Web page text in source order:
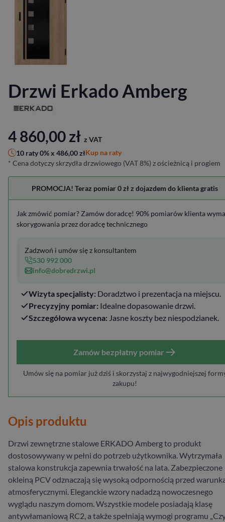
Drzwi Erkado Amberg
4 860,00zł z VAT
10 raty 0% x 486,00złKup na raty
* Cena dotyczy skrzydła drzwiowego (VAT 8%) z ościeżnicą i progiem
PROMOCJA! Teraz pomiar 0 zł z dojazdem do klienta gratis
Jak zmówić pomiar? Zamów doradcę! 90% pomiarów klienta
skorygowania przez doradcę technicznego
Wizyta specjalisty: Doradztwo i prezentacja na miejscu.
Precyzyjny pomiar: Idealne dopasowanie drzwi.
Szczegółowa wycena: Jasne koszty bez niespodzianek.
Zadzwoń i umów się z konsultantem
530 992 000
info@dobredrzwi.pl
Zamów bezpłatny pomiar
Umów się na pomiar już dziś i skorzystaj z najwygodniejszej
zakupu!
Opis produktu
Drzwi zewnętrzne stalowe ERKADO Amberg to produkt
dostosowywany w pełni do potrzeb użytkownika. Wytrzymała
stalowa konstrukcja zapewnia trwałość na lata. Zabezpieczone
okleiną PCV odznaczają się wysoką odpornością przed
atmosferycznymi. Eleganckie wzory nadadzą nowoczesnego
wyglądu naszym domom. Wszystkie modele posiadają klasę
antywłamaniową RC2, a także spełniają wymogi programu